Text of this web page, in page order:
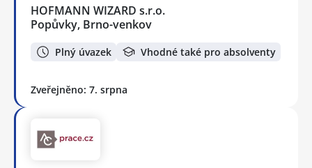
HOFMANN WIZARD s.r.o.
Popůvky, Brno-venkov
Plný úvazek Vhodné také pro absolventy
Zveřejněno: 7. srpna